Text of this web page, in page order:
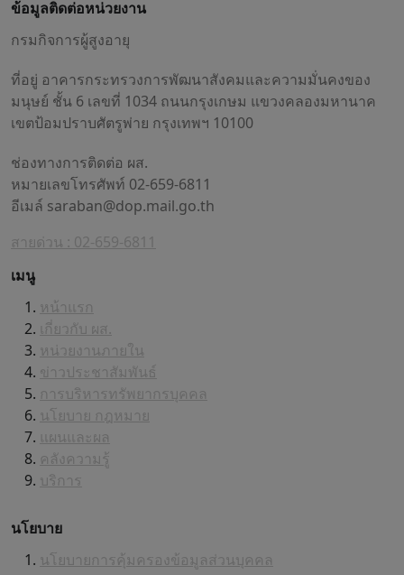
ข้อมูลติดต่อหน่วยงาน
กรมกิจการผู้สูงอายุ
ที่อยู่ อาคารกระทรวงการพัฒนาสังคมและความมั่นคงของ
มนุษย์ ชั้น 6 เลขที่ 1034 ถนนกรุงเกษม แขวงคลองมหานาค
เขตป้อมปราบศัตรูพ่าย กรุงเทพฯ 10100
ช่องทางการติดต่อ ผส.
หมายเลขโทรศัพท์ 02-659-6811
อีเมล์ saraban@dop.mail.go.th
สายด่วน : 02-659-6811
เมนู
หน้าแรก
เกี่ยวกับ ผส.
หน่วยงานภายใน
ข่าวประชาสัมพันธ์
การบริหารทรัพยากรบุคคล
นโยบาย กฎหมาย
แผนและผล
คลังความรู้
บริการ
นโยบาย
นโยบายการคุ้มครองข้อมูลส่วนบุคคล